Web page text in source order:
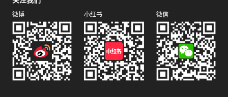
微博 小红书 微信